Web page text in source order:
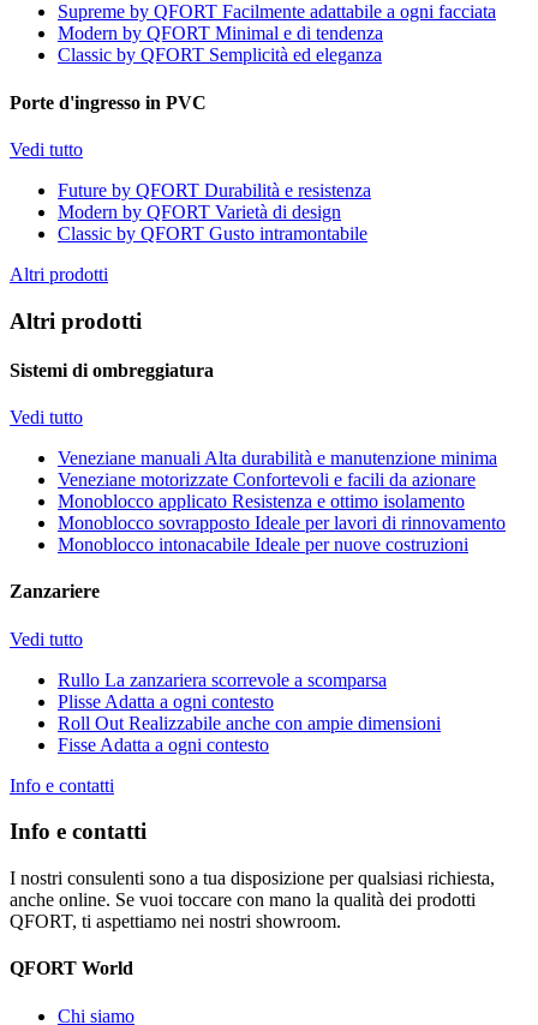
Supreme by QFORT Facilmente adattabile a ogni facciata
Modern by QFORT Minimal e di tendenza
Classic by QFORT Semplicità ed eleganza
Porte d'ingresso in PVC
Vedi tutto
Future by QFORT Durabilità e resistenza
Modern by QFORT Varietà di design
Classic by QFORT Gusto intramontabile
Altri prodotti
Altri prodotti
Sistemi di ombreggiatura
Vedi tutto
Veneziane manuali Alta durabilità e manutenzione minima
Veneziane motorizzate Confortevoli e facili da azionare
Monoblocco applicato Resistenza e ottimo isolamento
Monoblocco sovrapposto Ideale per lavori di rinnovamento
Monoblocco intonacabile Ideale per nuove costruzioni
Zanzariere
Vedi tutto
Rullo La zanzariera scorrevole a scomparsa
Plisse Adatta a ogni contesto
Roll Out Realizzabile anche con ampie dimensioni
Fisse Adatta a ogni contesto
Info e contatti
Info e contatti
I nostri consulenti sono a tua disposizione per qualsiasi richiesta,
anche online. Se vuoi toccare con mano la qualità dei prodotti
QFORT, ti aspettiamo nei nostri showroom.
QFORT World
Chi siamo